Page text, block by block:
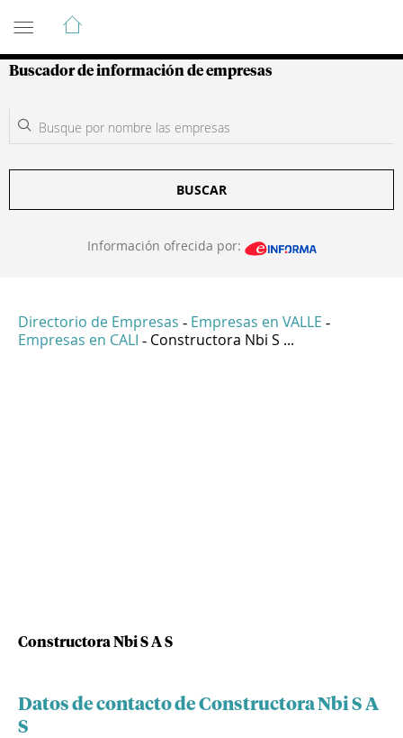
Guía de Empresas Colombianas
Buscador de información de empresas
BUSCAR
Información ofrecida por:
Directorio de Empresas - Empresas en VALLE -
Empresas en CALI - Constructora Nbi S ...
Constructora Nbi S A S
Datos de contacto de Constructora Nbi S A
S